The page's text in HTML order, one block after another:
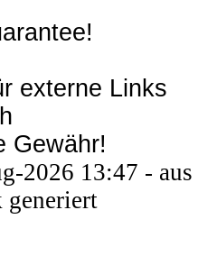
externe Links
Gewähr!
2026 13:47 - aus
generiert